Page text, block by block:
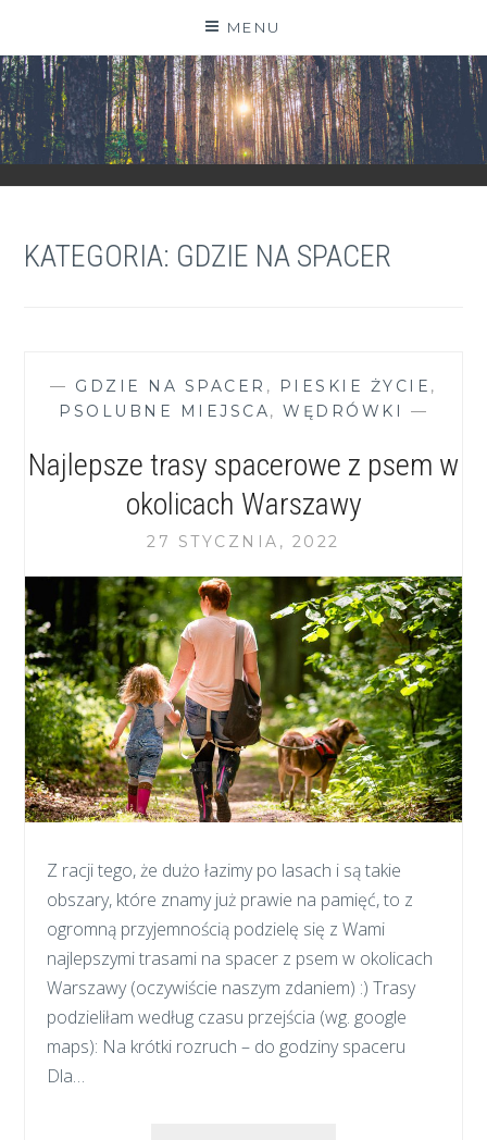
content
MENU
ZGRANESTADO.PL
FOTOGRAFICZNE ZAPISKI DNIA CODZIENNEGO
KATEGORIA: GDZIE NA SPACER
— GDZIE NA SPACER , PIESKIE ŻYCIE ,
PSOLUBNE MIEJSCA, WĘDRÓWKI —
Najlepsze trasy spacerowe z psem w
okolicach Warszawy
27 STYCZNIA, 2022
Z racji tego, że dużo łazimy po lasach i są takie
obszary, które znamy już prawie na pamięć, to z
ogromną przyjemnością podzielę się z Wami
najlepszymi trasami na spacer z psem w okolicach
Warszawy (oczywiście naszym zdaniem) :) Trasy
podzieliłam według czasu przejścia (wg. google
maps): Na krótki rozruch – do godziny spaceru
Dla…